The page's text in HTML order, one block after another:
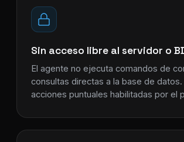
Sin acceso libre al servidor o
El agente no ejecuta comandos de
consultas directas a la base de datos.
acciones puntuales habilitadas por el